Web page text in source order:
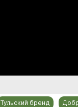
Тульский бренд